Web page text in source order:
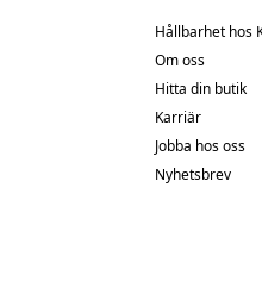
Hållbarhet hos
Om oss
Hitta din butik
Karriär
Jobba hos oss
Nyhetsbrev